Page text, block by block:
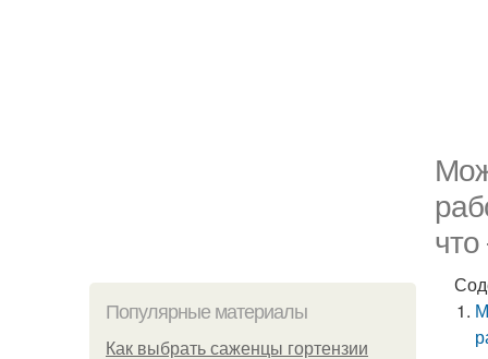
что
Популярные материалы
Как выбрать саженцы гортензии